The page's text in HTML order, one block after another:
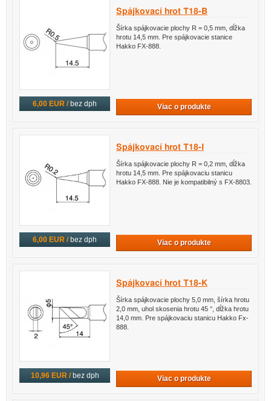
6,00 EUR / bez dph
Spájkovací hrot T18-B
Šírka spájkovacie plochy R = 0,5 mm, dĺžka
hrotu 14,5 mm. Pre spájkovacie stanice
Hakko FX-888.
Viac o produkte
6,00 EUR / bez dph
Spájkovací hrot T18-I
Šírka spájkovacie plochy R = 0,2 mm, dĺžka
hrotu 14,5 mm. Pre spájkovaciu stanicu
Hakko FX-888. Nie je kompatibilný s FX-8803.
Viac o produkte
10,96 EUR / bez dph
Spájkovací hrot T18-K
Šírka spájkovacie plochy 5,0 mm, šírka hrotu
2,0 mm, uhol skosenia hrotu 45 °, dĺžka hrotu
14,0 mm. Pre spájkovaciu stanicu Hakko Fx-
888.
Viac o produkte